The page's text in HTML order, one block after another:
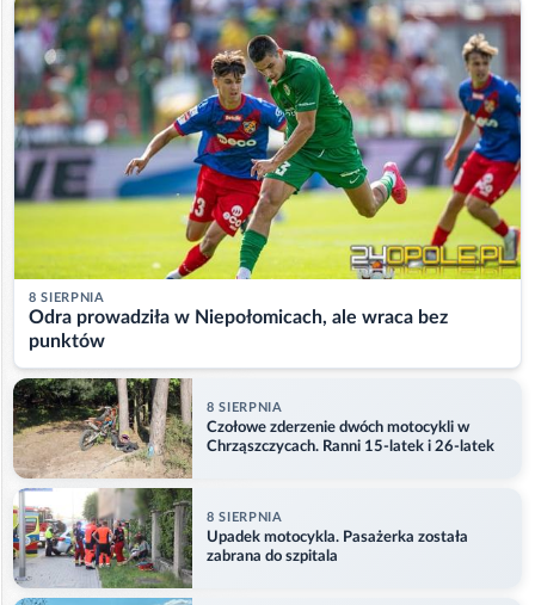
8 SIERPNIA
Odra prowadziła w Niepołomicach, ale wraca bez
punktów
8 SIERPNIA
Czołowe zderzenie dwóch motocykli w
Chrząszczycach. Ranni 15-latek i 26-latek
8 SIERPNIA
Upadek motocykla. Pasażerka została
zabrana do szpitala